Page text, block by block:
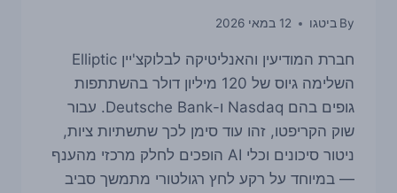
By ביטגו 12 במאי 2026
חברת המודיעין והאנליטיקה לבלוקצ'יין Elliptic
השלימה גיוס של 120 מיליון דולר בהשתתפות
גופים בהם Nasdaq ו-Deutsche Bank. עבור
שוק הקריפטו, זהו עוד סימן לכך שתשתיות ציות,
ניטור סיכונים וכלי AI הופכים לחלק מרכזי מהענף
— במיוחד על רקע לחץ רגולטורי מתמשך סביב